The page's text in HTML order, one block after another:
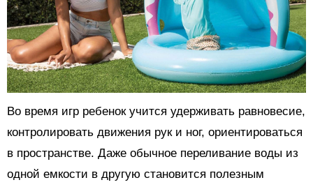
Во время игр ребенок учится удерживать равновесие,
контролировать движения рук и ног, ориентироваться
в пространстве. Даже обычное переливание воды из
одной емкости в другую становится полезным